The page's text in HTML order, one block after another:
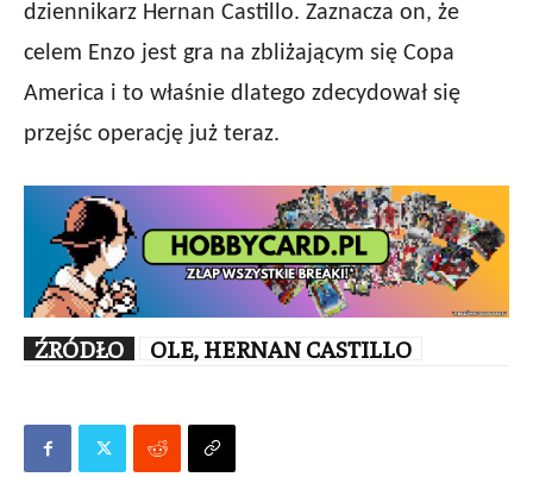
dziennikarz Hernan Castillo. Zaznacza on, że
celem Enzo jest gra na zbliżającym się Copa
America i to właśnie dlatego zdecydował się
przejśc operację już teraz.
ŹRÓDŁO OLE, HERNAN CASTILLO